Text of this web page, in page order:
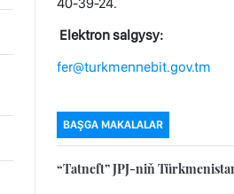
Elektron salgysy:
fer@turkmennebit.gov.tm
BAŞGA MAKALALAR
“Tatneft” JPJ-niň